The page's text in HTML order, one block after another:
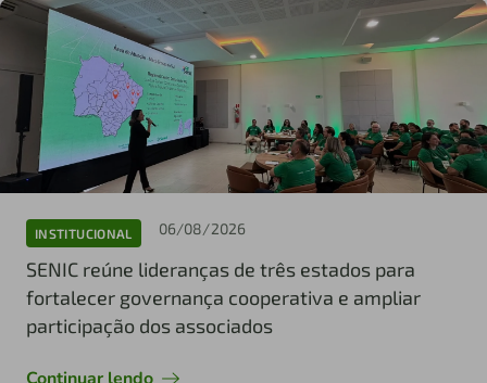
INSTITUCIONAL 06/08/2026
SENIC reúne lideranças de três estados para
fortalecer governança cooperativa e ampliar
participação dos associados